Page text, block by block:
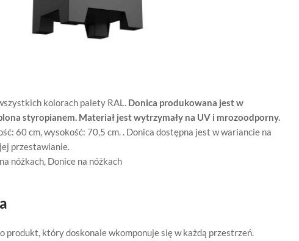
kolorach palety RAL. Donica produkowana jest w
styropianem. Materiał jest wytrzymały na UV i mrozoodporny.
60 cm, wysokość: 70,5 cm. . Donica dostępna jest w wariancie na
przestawianie.
nóżkach, Donice na nóżkach
produkt, który doskonale wkomponuje się w każdą przestrzeń.